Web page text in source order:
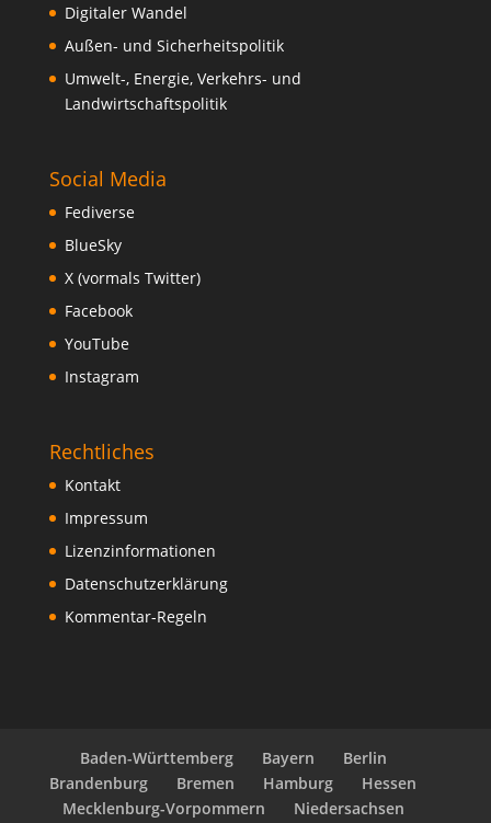
Digitaler Wandel
Außen- und Sicherheitspolitik
Umwelt-, Energie, Verkehrs- und
Landwirtschaftspolitik
Social Media
Fediverse
BlueSky
X (vormals Twitter)
Facebook
YouTube
Instagram
Rechtliches
Kontakt
Impressum
Lizenzinformationen
Datenschutzerklärung
Kommentar-Regeln
Baden-Württemberg Bayern
Berlin
Brandenburg
Bremen Hamburg
Hessen
Mecklenburg-Vorpommern
Niedersachsen